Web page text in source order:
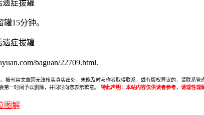
15分钟。
baguan/22709.html.
被刊用文章因无法核实真实出处，未能及时与作者取得联系，或有版权异议的，请联系
一时间予以删除，并同时向您表示歉意。
特此声明：本站内容仅供读者参考，请理性理
图解